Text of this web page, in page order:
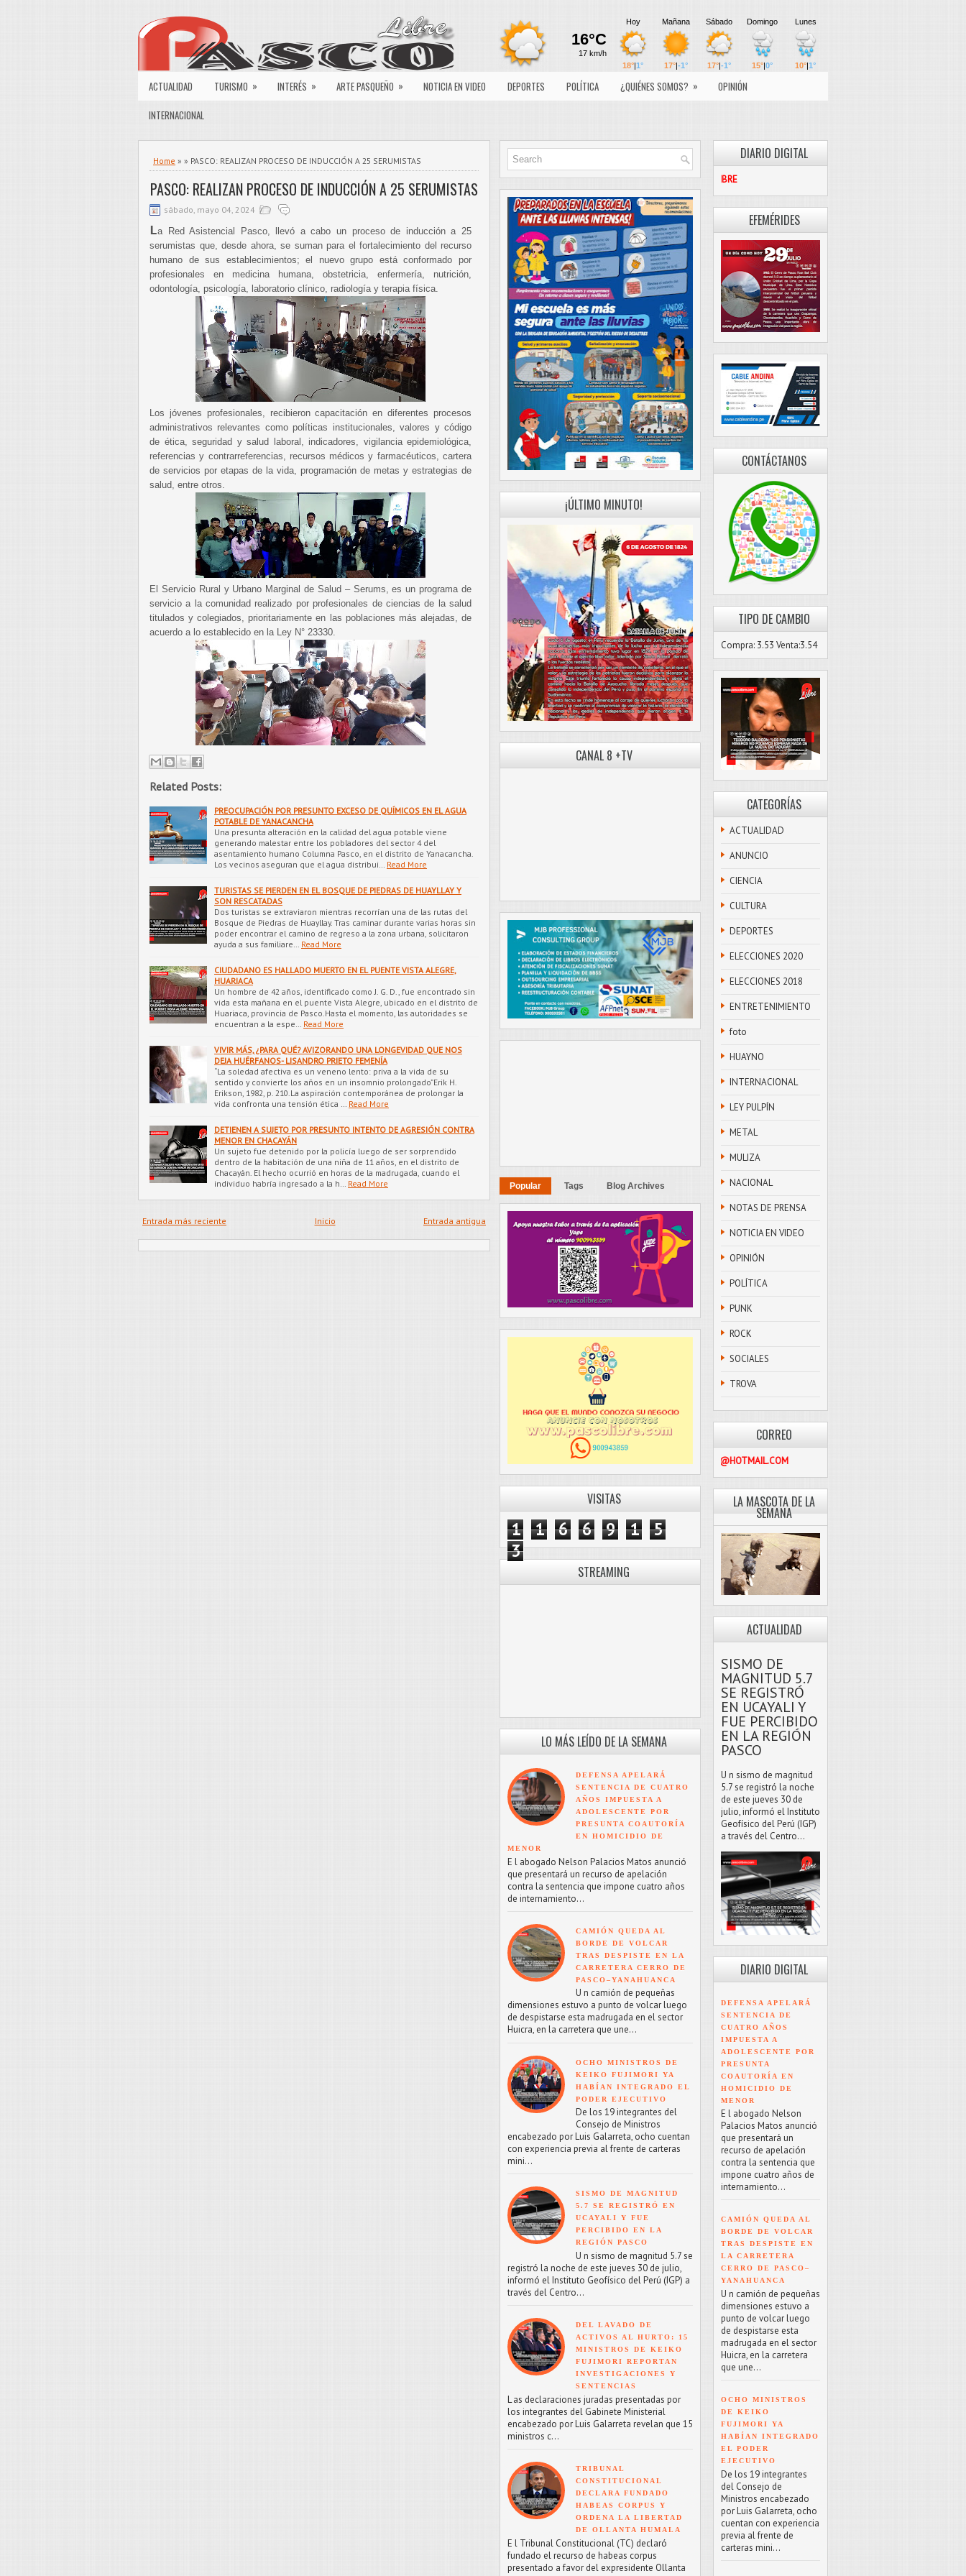
ACTUALIDAD TURISMO » INTERÉS » ARTE PASQUEÑO » NOTICIA EN VIDEO DEPORTES POLÍTICA ¿QUIÉNES SOMOS? »
OPINIÓN
INTERNACIONAL
Home » » PASCO: REALIZAN PROCESO DE INDUCCIÓN A 25 SERUMISTAS
PASCO: REALIZAN PROCESO DE INDUCCIÓN A 25 SERUMISTAS
sábado, mayo 04, 2024
La Red Asistencial Pasco, llevó a cabo un proceso de inducción a 25
serumistas que, desde ahora, se suman para el fortalecimiento del recurso
humano de sus establecimientos; el nuevo grupo está conformado por
profesionales en medicina humana, obstetricia, enfermería, nutrición,
odontología, psicología, laboratorio clínico, radiología y terapia física.
Los jóvenes profesionales, recibieron capacitación en diferentes procesos
administrativos relevantes como políticas institucionales, valores y código
de ética, seguridad y salud laboral, indicadores, vigilancia epidemiológica,
referencias y contrarreferencias, recursos médicos y farmacéuticos, cartera
de servicios por etapas de la vida, programación de metas y estrategias de
salud, entre otros.
El Servicio Rural y Urbano Marginal de Salud – Serums, es un programa de
servicio a la comunidad realizado por profesionales de ciencias de la salud
titulados y colegiados, prioritariamente en las poblaciones más alejadas, de
acuerdo a lo establecido en la Ley N° 23330.
Related Posts:
PREOCUPACIÓN POR PRESUNTO EXCESO DE QUÍMICOS EN EL AGUA
POTABLE DE YANACANCHA
Una presunta alteración en la calidad del agua potable viene
generando malestar entre los pobladores del sector 4 del
asentamiento humano Columna Pasco, en el distrito de Yanacancha.
Los vecinos aseguran que el agua distribui…
Read More
TURISTAS SE PIERDEN EN EL BOSQUE DE PIEDRAS DE HUAYLLAY Y
SON RESCATADAS
Dos turistas se extraviaron mientras recorrían una de las rutas del
Bosque de Piedras de Huayllay. Tras caminar durante varias horas sin
poder encontrar el camino de regreso a la zona urbana, solicitaron
ayuda a sus familiare…
Read More
CIUDADANO ES HALLADO MUERTO EN EL PUENTE VISTA ALEGRE,
HUARIACA
Un hombre de 42 años, identificado como J. G. D., fue encontrado sin
vida esta mañana en el puente Vista Alegre, ubicado en el distrito de
Huariaca, provincia de Pasco.Hasta el momento, las autoridades se
encuentran a la espe…
Read More
VIVIR MÁS, ¿PARA QUÉ? AVIZORANDO UNA LONGEVIDAD QUE NOS
DEJA HUÉRFANOS- LISANDRO PRIETO FEMENÍA
“La soledad afectiva es un veneno lento: priva a la vida de su
sentido y convierte los años en un insomnio prolongado”Erik H.
Erikson, 1982, p. 210.La aspiración contemporánea de prolongar la
vida confronta una tensión ética …
Read More
DETIENEN A SUJETO POR PRESUNTO INTENTO DE AGRESIÓN CONTRA
MENOR EN CHACAYÁN
Un sujeto fue detenido por la policía luego de ser sorprendido
dentro de la habitación de una niña de 11 años, en el distrito de
Chacayán. El hecho ocurrió en horas de la madrugada, cuando el
individuo habría ingresado a la h…
Read More
Entrada más reciente Entrada antigua
Inicio
¡ÚLTIMO MINUTO!
CANAL 8 +TV
Popular Tags Blog Archives
VISITAS
1 1 6 6 9 1
5
3
STREAMING
LO MÁS LEÍDO DE LA SEMANA
DEFENSA APELARÁ
SENTENCIA DE CUATRO
AÑOS IMPUESTA A
ADOLESCENTE POR
PRESUNTA COAUTORÍA
EN HOMICIDIO DE
MENOR
E l abogado Nelson Palacios Matos anunció
que presentará un recurso de apelación
contra la sentencia que impone cuatro años
de internamiento...
CAMIÓN QUEDA AL
BORDE DE VOLCAR
TRAS DESPISTE EN LA
CARRETERA CERRO DE
PASCO–YANAHUANCA
U n camión de pequeñas
dimensiones estuvo a punto de volcar luego
de despistarse esta madrugada en el sector
Huicra, en la carretera que une...
OCHO MINISTROS DE
KEIKO FUJIMORI YA
HABÍAN INTEGRADO EL
PODER EJECUTIVO
De los 19 integrantes del
Consejo de Ministros
encabezado por Luis Galarreta, ocho cuentan
con experiencia previa al frente de carteras
mini...
SISMO DE MAGNITUD
5.7 SE REGISTRÓ EN
UCAYALI Y FUE
PERCIBIDO EN LA
REGIÓN PASCO
U n sismo de magnitud 5.7 se
registró la noche de este jueves 30 de julio,
informó el Instituto Geofísico del Perú (IGP) a
través del Centro...
DEL LAVADO DE
ACTIVOS AL HURTO: 15
MINISTROS DE KEIKO
FUJIMORI REPORTAN
INVESTIGACIONES Y
SENTENCIAS
L as declaraciones juradas presentadas por
los integrantes del Gabinete Ministerial
encabezado por Luis Galarreta revelan que 15
ministros c...
TRIBUNAL
CONSTITUCIONAL
DECLARA FUNDADO
HABEAS CORPUS Y
ORDENA LA LIBERTAD
DE OLLANTA HUMALA
E l Tribunal Constitucional (TC) declaró
fundado el recurso de habeas corpus
presentado a favor del expresidente Ollanta
DIARIO DIGITAL
EFEMÉRIDES
CONTÁCTANOS
TIPO DE CAMBIO
Compra: 3.53 Venta:3.54
CATEGORÍAS
ACTUALIDAD
ANUNCIO
CIENCIA
CULTURA
DEPORTES
ELECCIONES 2020
ELECCIONES 2018
ENTRETENIMIENTO
foto
HUAYNO
INTERNACIONAL
LEY PULPÍN
METAL
MULIZA
NACIONAL
NOTAS DE PRENSA
NOTICIA EN VIDEO
OPINIÓN
POLÍTICA
PUNK
ROCK
SOCIALES
TROVA
CORREO
PASCOLIBRE@HOTMAIL.COM
LA MASCOTA DE LA
SEMANA
ACTUALIDAD
SISMO DE
MAGNITUD 5.7
SE REGISTRÓ
EN UCAYALI Y
FUE PERCIBIDO
EN LA REGIÓN
PASCO
U n sismo de magnitud
5.7 se registró la noche
de este jueves 30 de
julio, informó el Instituto
Geofísico del Perú (IGP)
a través del Centro...
DIARIO DIGITAL
DEFENSA APELARÁ
SENTENCIA DE
CUATRO AÑOS
IMPUESTA A
ADOLESCENTE POR
PRESUNTA
COAUTORÍA EN
HOMICIDIO DE
MENOR
E l abogado Nelson
Palacios Matos anunció
que presentará un
recurso de apelación
contra la sentencia que
impone cuatro años de
internamiento...
CAMIÓN QUEDA AL
BORDE DE VOLCAR
TRAS DESPISTE EN
LA CARRETERA
CERRO DE PASCO–
YANAHUANCA
U n camión de pequeñas
dimensiones estuvo a
punto de volcar luego
de despistarse esta
madrugada en el sector
Huicra, en la carretera
que une...
OCHO MINISTROS
DE KEIKO
FUJIMORI YA
HABÍAN INTEGRADO
EL PODER
EJECUTIVO
De los 19 integrantes
del Consejo de
Ministros encabezado
por Luis Galarreta, ocho
cuentan con experiencia
previa al frente de
carteras mini...